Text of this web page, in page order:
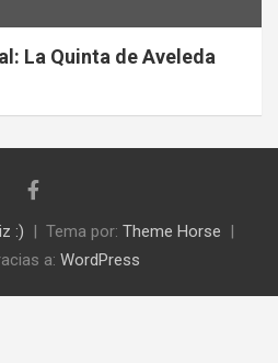
La Quinta de Aveleda
:) Tema por: Theme Horse
a: WordPress